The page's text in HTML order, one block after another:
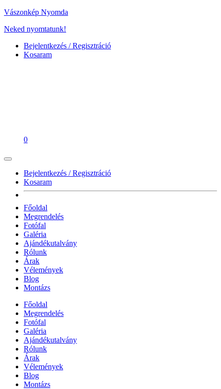
Vászonkép Nyomda
Neked nyomtatunk!
Bejelentkezés / Regisztráció
Kosaram
0
Bejelentkezés / Regisztráció
Kosaram
Főoldal
Megrendelés
Fotófal
Galéria
Ajándékutalvány
Rólunk
Árak
Vélemények
Blog
Montázs
Főoldal
Megrendelés
Fotófal
Galéria
Ajándékutalvány
Rólunk
Árak
Vélemények
Blog
Montázs